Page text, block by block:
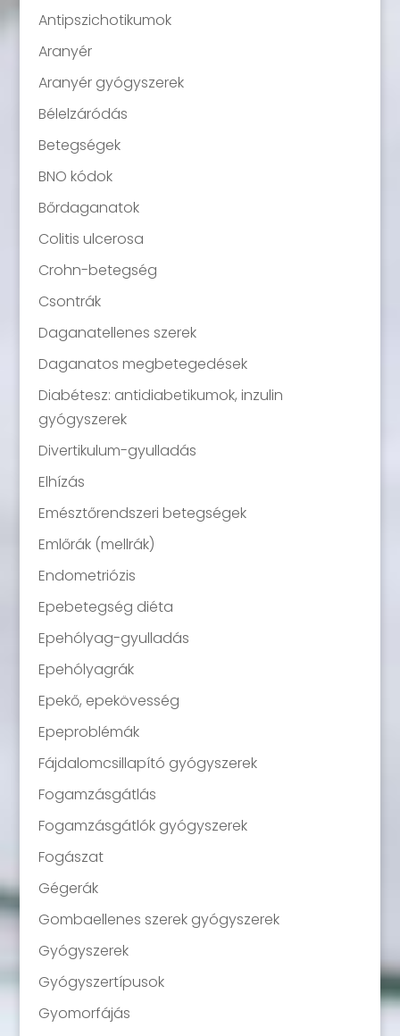
Antipszichotikumok
Aranyér
Aranyér gyógyszerek
Bélelzáródás
Betegségek
BNO kódok
Bőrdaganatok
Colitis ulcerosa
Crohn-betegség
Csontrák
Daganatellenes szerek
Daganatos megbetegedések
Diabétesz: antidiabetikumok, inzulin
gyógyszerek
Divertikulum-gyulladás
Elhízás
Emésztőrendszeri betegségek
Emlőrák (mellrák)
Endometriózis
Epebetegség diéta
Epehólyag-gyulladás
Epehólyagrák
Epekő, epekövesség
Epeproblémák
Fájdalomcsillapító gyógyszerek
Fogamzásgátlás
Fogamzásgátlók gyógyszerek
Fogászat
Gégerák
Gombaellenes szerek gyógyszerek
Gyógyszerek
Gyógyszertípusok
Gyomorfájás